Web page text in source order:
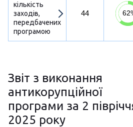
кількість
заходів,
передбачених
програмою
44
Звіт з виконання
антикорупційної
програми за 2
2025 року